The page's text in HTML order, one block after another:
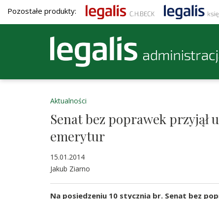
Pozostałe produkty:
Aktualności
Senat bez poprawek przyjął
emerytur
15.01.2014
Jakub Ziarno
Na posiedzeniu 10 stycznia br. Senat bez